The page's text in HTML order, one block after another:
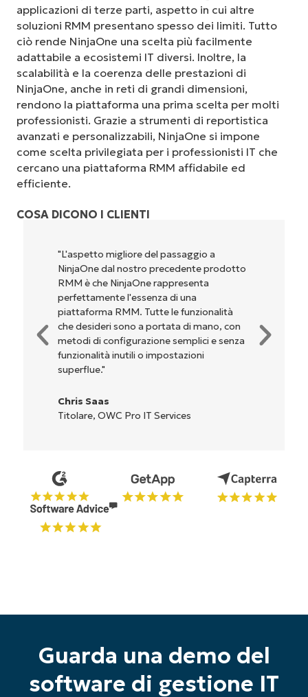
applicazioni di terze parti, aspetto in cui altre
soluzioni RMM presentano spesso dei limiti. Tutto
ciò rende NinjaOne una scelta più facilmente
adattabile a ecosistemi IT diversi. Inoltre, la
scalabilità e la coerenza delle prestazioni di
NinjaOne, anche in reti di grandi dimensioni,
rendono la piattaforma una prima scelta per molti
professionisti. Grazie a strumenti di reportistica
avanzati e personalizzabili, NinjaOne si impone
come scelta privilegiata per i professionisti IT che
cercano una piattaforma RMM affidabile ed
efficiente.
COSA DICONO I CLIENTI
prodotto
mano, con
e senza
"NinjaOne è incredibilmente facile da
perché unisce un’interfaccia fluida a
potenti funzionalità di back-end. La
configurazione e la gestione
dell'interfaccia non sono affatto
complicate. Tutte le opzioni e gli
sono indicati chiaramente e sono
l'interfaccia è davvero facile da
Guarda una demo del
software di gestione IT